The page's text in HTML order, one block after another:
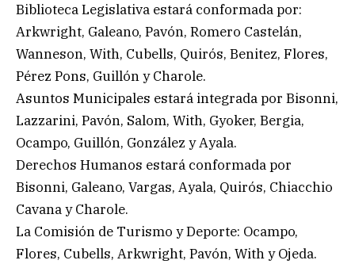
Biblioteca Legislativa estará conformada por:
Arkwright, Galeano, Pavón, Romero Castelán,
Wanneson, With, Cubells, Quirós, Benitez, Flores,
Pérez Pons, Guillón y Charole.
Asuntos Municipales estará integrada por Bisonni,
Lazzarini, Pavón, Salom, With, Gyoker, Bergia,
Ocampo, Guillón, González y Ayala.
Derechos Humanos estará conformada por
Bisonni, Galeano, Vargas, Ayala, Quirós, Chiacchio
Cavana y Charole.
La Comisión de Turismo y Deporte: Ocampo,
Flores, Cubells, Arkwright, Pavón, With y Ojeda.